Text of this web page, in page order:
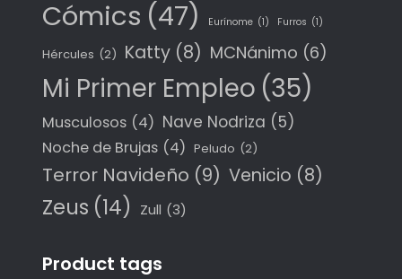
Cómics (47) Eurínome (1) Furros (1)
Hércules (2) Katty (8) MCNánimo (6)
Mi Primer Empleo (35)
Musculosos (4) Nave Nodriza (5)
Noche de Brujas (4) Peludo (2)
Terror Navideño (9) Venicio (8)
Zeus (14) Zull (3)
Product tags